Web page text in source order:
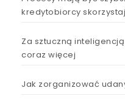
kredytobiorcy
Za sztuczną
coraz więcej
Jak zorganizować